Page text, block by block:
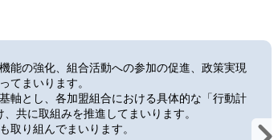
能の強化、組合活動への参加の促進、政策実現
てまいります。
軸とし、各加盟組合における具体的な「行動計
共に取組みを推進してまいります。
取り組んでまいります。